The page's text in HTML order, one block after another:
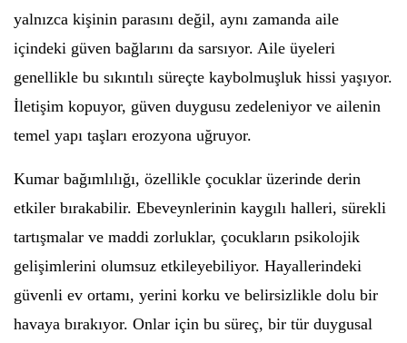
yalnızca kişinin parasını değil, aynı zamanda aile
içindeki güven bağlarını da sarsıyor. Aile üyeleri
genellikle bu sıkıntılı süreçte kaybolmuşluk hissi yaşıyor.
İletişim kopuyor, güven duygusu zedeleniyor ve ailenin
temel yapı taşları erozyona uğruyor.
Kumar bağımlılığı, özellikle çocuklar üzerinde derin
etkiler bırakabilir. Ebeveynlerinin kaygılı halleri, sürekli
tartışmalar ve maddi zorluklar, çocukların psikolojik
gelişimlerini olumsuz etkileyebiliyor. Hayallerindeki
güvenli ev ortamı, yerini korku ve belirsizlikle dolu bir
havaya bırakıyor. Onlar için bu süreç, bir tür duygusal